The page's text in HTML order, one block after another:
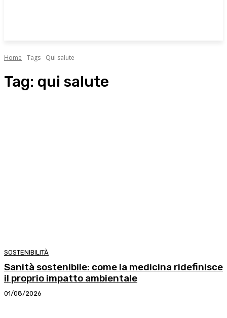
Home Tags Qui salute
Tag: qui salute
SOSTENIBILITÀ
Sanità sostenibile: come la medicina ridefinisce
il proprio impatto ambientale
01/08/2026